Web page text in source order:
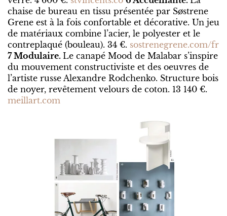
chaise de bureau en tissu présentée par Søstrene
Grene est à la fois confortable et décorative. Un jeu
de matériaux combine l’acier, le polyester et le
contreplaqué (bouleau). 34 €. sostrenegrene.com/fr
7 Modulaire. Le canapé Mood de Malabar s’inspire
du mouvement constructiviste et des oeuvres de
l’artiste russe Alexandre Rodchenko. Structure bois
de noyer, revêtement velours de coton. 13 140 €.
meillart.com